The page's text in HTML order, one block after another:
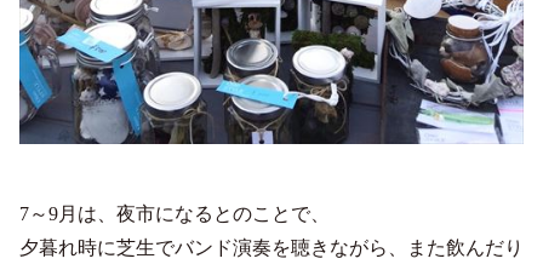
7～9月は、夜市になるとのことで、
夕暮れ時に芝生でバンド演奏を聴きながら、また飲んだり